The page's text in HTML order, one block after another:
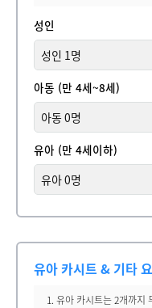
성인
아동 (만 4세~8세)
유아 (만 4세이하)
유아 카시트 & 기타
1. 유아 카시트는 2개까지